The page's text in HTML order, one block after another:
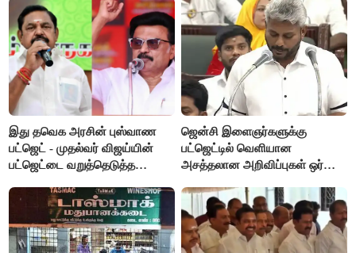
கோரிக்கை!
இது தவெக அரசின் புஸ்வாண
பட்ஜெட் - முதல்வர் விஜய்யின்
பட்ஜெட்டை வறுத்தெடுத்த
ஜென்சி இளைஞர்களுக்கு
பட்ஜெட்டில் வெளியான
அசத்தலான அறிவிப்புகள் ஒர்